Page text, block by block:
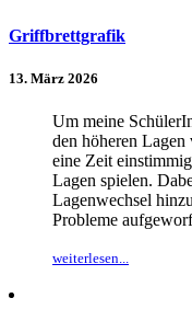
Griffbrettgrafik
13. März 2026
Um meine
den höheren Lagen
eine Zeit
Lagen spielen.
Lagenwechsel
Probleme
weiterlesen...